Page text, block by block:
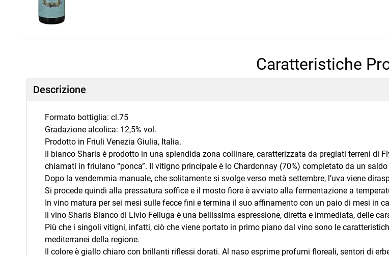
Caratteristiche
Descrizione
Formato bottiglia: cl.75
Gradazione alcolica: 12,5% vol.
Prodotto in Friuli Venezia Giulia, Italia.
Il bianco Sharis è prodotto in una splendida zona collinare, caratterizzata da pregiati terreni di
chiamati in friulano “ponca”. Il vitigno principale è lo Chardonnay (70%) completato da un
Dopo la vendemmia manuale, che solitamente si svolge verso metà settembre, l’uva viene
Si procede quindi alla pressatura soffice e il mosto fiore è avviato alla fermentazione a
In vino matura per sei mesi sulle fecce fini e termina il suo affinamento con un paio di mesi in
Il vino Sharis Bianco di Livio Felluga è una bellissima espressione, diretta e immediata, delle
Più che i singoli vitigni, infatti, ciò che viene portato in primo piano dal vino sono le
mediterranei della regione.
Il colore è giallo chiaro con brillanti riflessi dorati. Al naso esprime profumi floreali, sentori di